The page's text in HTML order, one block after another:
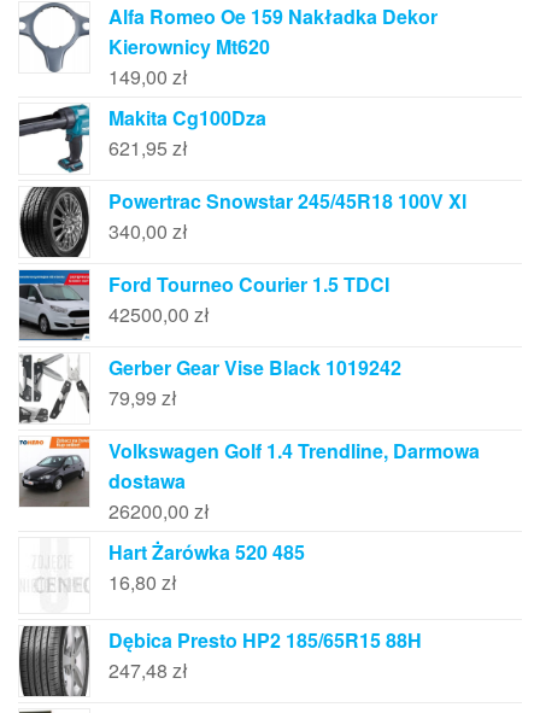
Alfa Romeo Oe 159 Nakładka Dekor
Kierownicy Mt620
149,00 zł
Makita Cg100Dza
621,95 zł
Powertrac Snowstar 245/45R18 100V Xl
340,00 zł
Ford Tourneo Courier 1.5 TDCI
42500,00 zł
Gerber Gear Vise Black 1019242
79,99 zł
Volkswagen Golf 1.4 Trendline, Darmowa
dostawa
26200,00 zł
Hart Żarówka 520 485
16,80 zł
Dębica Presto HP2 185/65R15 88H
247,48 zł